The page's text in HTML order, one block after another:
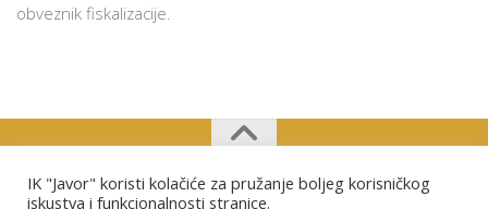
obveznik fiskalizacije.
Izviđački klub "Javor" Osijek © 2026. Sva prava pridržana.
IK "Javor" koristi kolačiće za pružanje boljeg korisničkog
iskustva i funkcionalnosti stranice.